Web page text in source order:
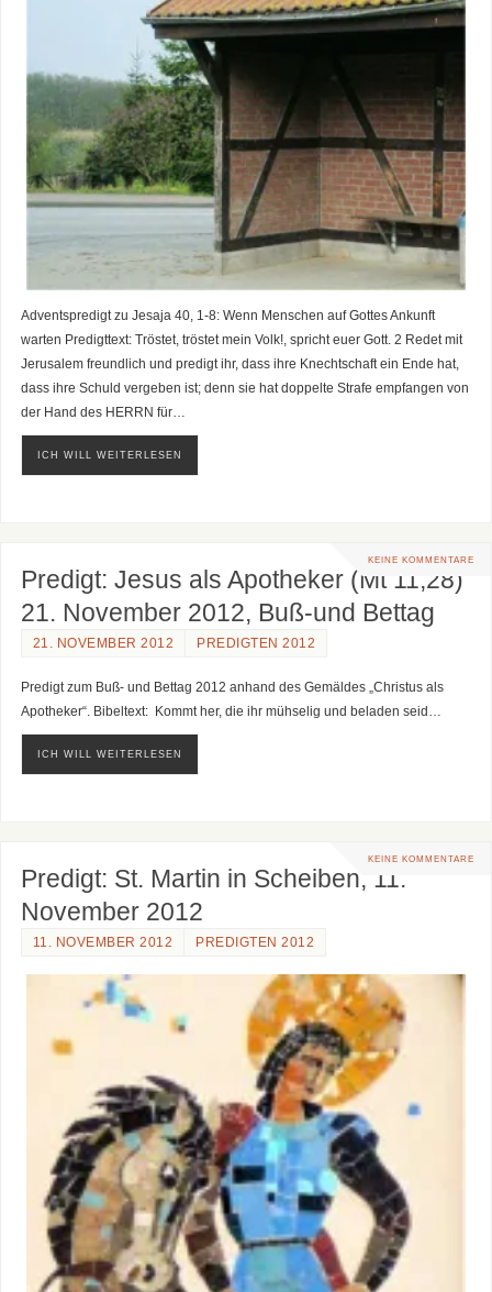
Adventspredigt zu Jesaja 40, 1-8: Wenn Menschen auf Gottes Ankunft
warten Predigttext: Tröstet, tröstet mein Volk!, spricht euer Gott. 2 Redet mit
Jerusalem freundlich und predigt ihr, dass ihre Knechtschaft ein Ende hat,
dass ihre Schuld vergeben ist; denn sie hat doppelte Strafe empfangen von
der Hand des HERRN für…
ICH WILL WEITERLESEN
KEINE KOMMENTARE
Predigt: Jesus als Apotheker (Mt 11,28)
21. November 2012, Buß-und Bettag
21. NOVEMBER 2012 PREDIGTEN 2012
Predigt zum Buß- und Bettag 2012 anhand des Gemäldes „Christus als
Apotheker“. Bibeltext: Kommt her, die ihr mühselig und beladen seid…
ICH WILL WEITERLESEN
KEINE KOMMENTARE
Predigt: St. Martin in Scheiben, 11.
November 2012
11. NOVEMBER 2012 PREDIGTEN 2012